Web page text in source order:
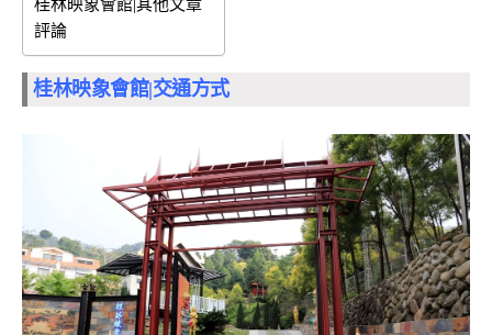
桂林映象會館|其他文章
評論
桂林映象會館|交通方式